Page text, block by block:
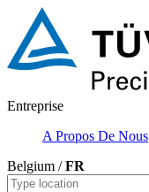
Entreprise
A Propos De Nous
Belgium /FR